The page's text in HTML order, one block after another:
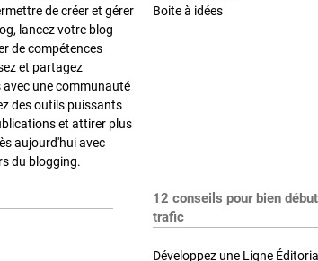
de créer et gérer
lancez votre blog
de compétences
et partagez
une communauté
des outils puissants
et attirer plus
aujourd'hui avec
du blogging.
Boite à idées
12 conseils pour bien
trafic
Développez une Ligne